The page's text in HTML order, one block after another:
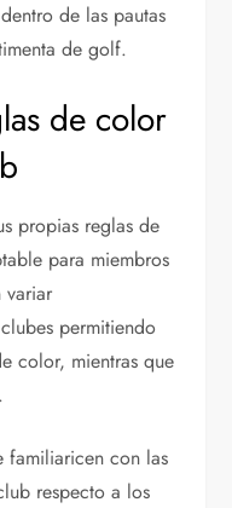
de las pautas
de golf.
de color
propias reglas de
para miembros
variar
permitiendo
color, mientras que
familiaricen con las
respecto a los